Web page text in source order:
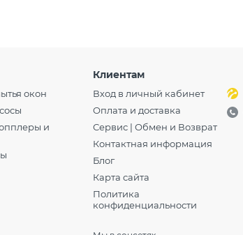
окон
и
Клиентам
Вход в личный кабинет
Оплата и доставка
Сервис | Обмен и Возврат
Контактная информация
Блог
Карта сайта
Политика
конфиденциальности